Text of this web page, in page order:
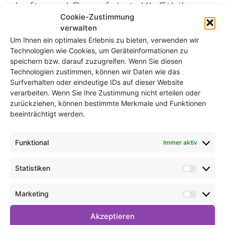
Cookie-Zustimmung
verwalten
Um Ihnen ein optimales Erlebnis zu bieten, verwenden wir
Technologien wie Cookies, um Geräteinformationen zu
speichern bzw. darauf zuzugreifen. Wenn Sie diesen
Technologien zustimmen, können wir Daten wie das
Surfverhalten oder eindeutige IDs auf dieser Website
verarbeiten. Wenn Sie Ihre Zustimmung nicht erteilen oder
zurückziehen, können bestimmte Merkmale und Funktionen
beeinträchtigt werden.
Funktional Immer aktiv
Statistiken
Marketing
Akzeptieren
Luft- und Raumfahrt: KI, Ethik
und Verantwortung
zusammendenken
Am 24. September 2025 feierte der
Raumfahrt (DLR PT) sein 50. Jubiläum. Aus
Feierlichkeiten ein Podium zu einem höchst